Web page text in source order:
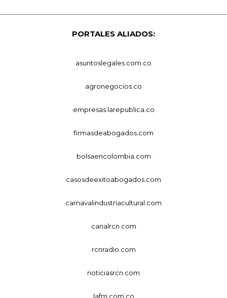
PORTALES ALIADOS:
asuntoslegales.com.co
agronegocios.co
empresas.larepublica.co
firmasdeabogados.com
bolsaencolombia.com
casosdeexitoabogados.com
carnavalindustriacultural.com
canalrcn.com
rcnradio.com
noticiasrcn.com
lafm.com.co